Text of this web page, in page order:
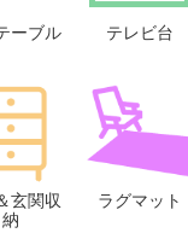
ーブル テレビ台
玄関収
納
ラグマット